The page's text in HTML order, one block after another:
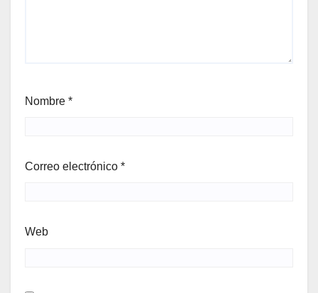
Nombre *
Correo electrónico *
Web